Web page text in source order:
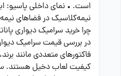
است. • نمای داخلی پاسیو:
نیمه‌کلاسیک در فضاهای
چرا خرید سرامیک دیواری
در بررسی قیمت سرامیک دیواری
فاکتورهای متعددی مانند
کیفیت لعاب دخیل هستند.